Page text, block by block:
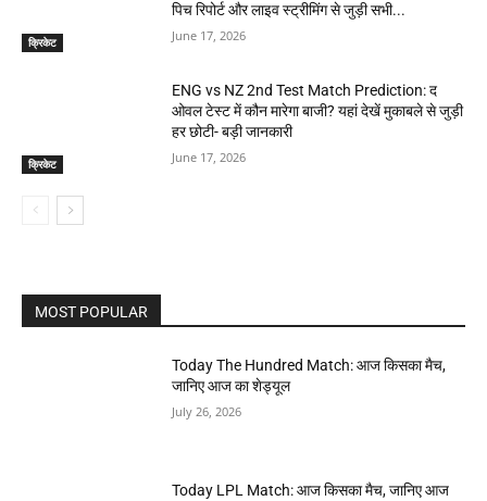
क्रिकेट
पिच रिपोर्ट और लाइव स्ट्रीमिंग से जुड़ी सभी...
June 17, 2026
क्रिकेट
ENG vs NZ 2nd Test Match Prediction: द
ओवल टेस्ट में कौन मारेगा बाजी? यहां देखें मुकाबले से जुड़ी
हर छोटी- बड़ी जानकारी
June 17, 2026
MOST POPULAR
Today The Hundred Match: आज किसका मैच,
जानिए आज का शेड्यूल
July 26, 2026
Today LPL Match: आज किसका मैच, जानिए आज